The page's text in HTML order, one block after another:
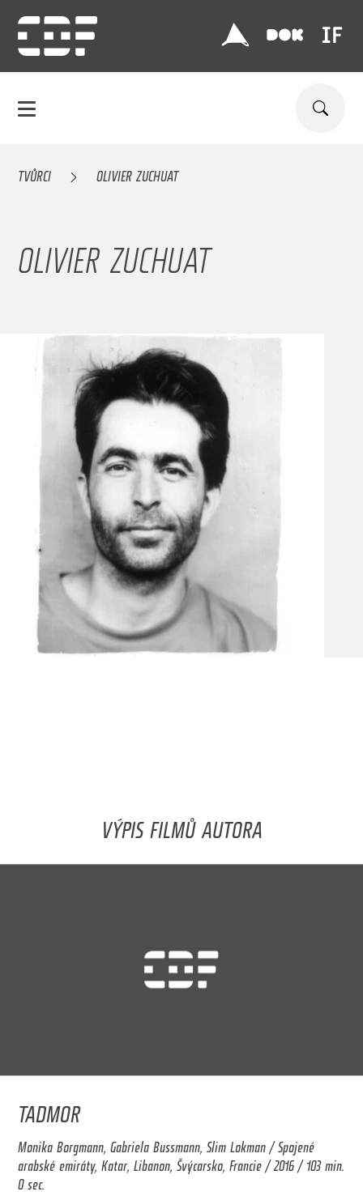
TVŮRCI OLIVIER ZUCHUAT
OLIVIER ZUCHUAT
VÝPIS FILMŮ AUTORA
TADMOR
Monika Borgmann, Gabriela Bussmann, Slim Lokman / Spojené
arabské emiráty, Katar, Libanon, Švýcarsko, Francie / 2016 / 103 min.
0 sec.